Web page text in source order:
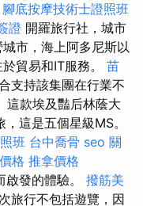
腳底按摩技術士證照班
證 開羅旅行社，城市
市，海上阿多尼斯以
貿易和IT服務。 苗
支持該集團在行業不
這款埃及豔后林蔭大
這是五個星級MS。
班 台中喬骨 seo 關
格 推拿價格
發的體驗。 撥筋美
旅行不包括遊覽，因